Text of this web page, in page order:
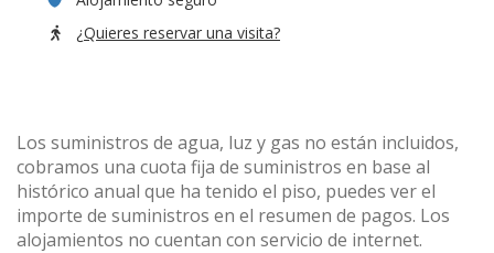
¿Quieres reservar una visita?
Los suministros de agua, luz y gas no están incluidos,
cobramos una cuota fija de suministros en base al
histórico anual que ha tenido el piso, puedes ver el
importe de suministros en el resumen de pagos. Los
alojamientos no cuentan con servicio de internet.